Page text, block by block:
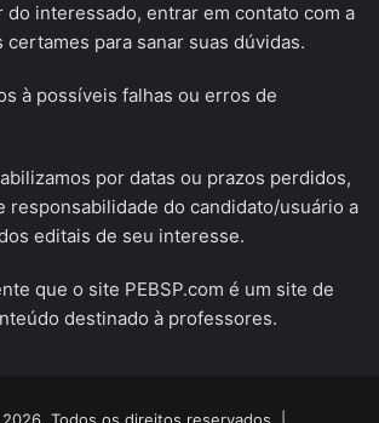
do interessado, entrar em contato com a
certames para sanar suas dúvidas.
à possíveis falhas ou erros de
por datas ou prazos perdidos,
responsabilidade do candidato/usuário a
editais de seu interesse.
que o site PEBSP.com é um site de
destinado à professores.